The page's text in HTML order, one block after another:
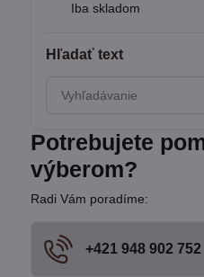
Iba skladom
Hľadať text
výsledky
fulltextom
Potrebujete
výberom?
Radi Vám poradíme:
+421 948 902 752